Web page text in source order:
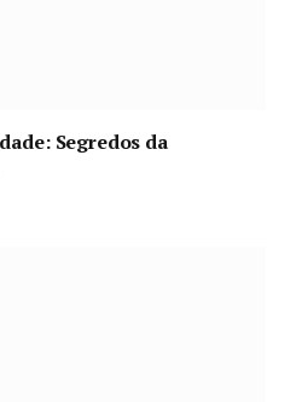
Segredos da